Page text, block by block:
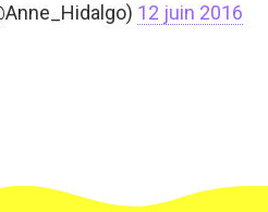
12 juin 2016